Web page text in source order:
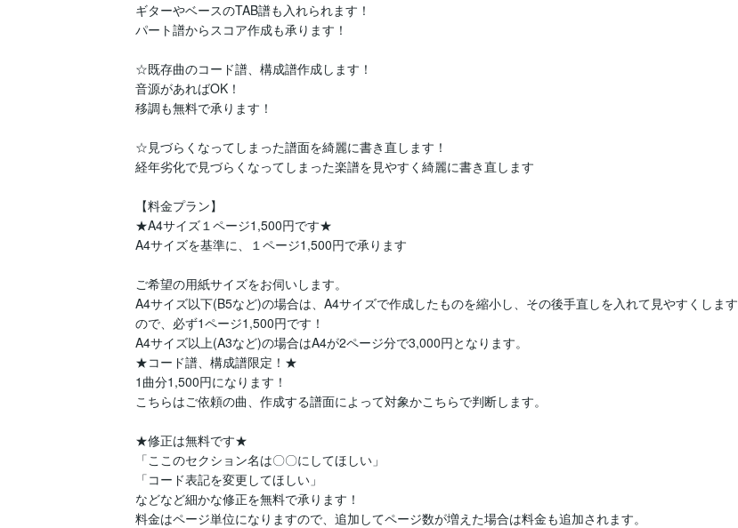
ギターやベースのTAB譜も入れられます！
パート譜からスコア作成も承ります！
☆既存曲のコード譜、構成譜作成します！
音源があればOK！
移調も無料で承ります！
☆見づらくなってしまった譜面を綺麗に書き直します！
経年劣化で見づらくなってしまった楽譜を見やすく綺麗に書き直します
【料金プラン】
★A4サイズ１ページ1,500円です★
A4サイズを基準に、１ページ1,500円で承ります
ご希望の用紙サイズをお伺いします。
A4サイズ以下(B5など)の場合は、A4サイズで作成したものを縮小し、その後手直しを入れて見やすくします
ので、必ず1ページ1,500円です！
A4サイズ以上(A3など)の場合はA4が2ページ分で3,000円となります。
★コード譜、構成譜限定！★
1曲分1,500円になります！
こちらはご依頼の曲、作成する譜面によって対象かこちらで判断します。
★修正は無料です★
「ここのセクション名は〇〇にしてほしい」
「コード表記を変更してほしい」
などなど細かな修正を無料で承ります！
料金はページ単位になりますので、追加してページ数が増えた場合は料金も追加されます。